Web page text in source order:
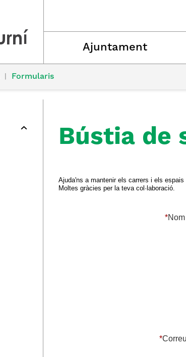
Ajuntament
Formularis
Bústia de
Ajuda'ns a mantenir els carrers i els
Moltes gràcies per la teva col·laboració.
*
*